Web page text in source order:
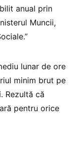
anual prin
Muncii,
lunar de ore
minim brut pe
Rezultă că
pentru orice